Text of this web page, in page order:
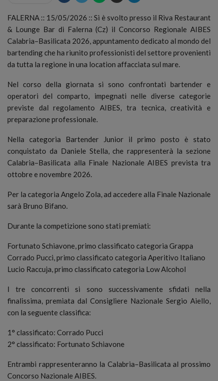
FALERNA :: 15/05/2026 :: Si è svolto presso il Riva Restaurant
& Lounge Bar di Falerna (Cz) il Concorso Regionale AIBES
Calabria–Basilicata 2026, appuntamento dedicato al mondo del
bartending che ha riunito professionisti del settore provenienti
da tutta la regione in una location affacciata sul mare.
Nel corso della giornata si sono confrontati bartender e
operatori del comparto, impegnati nelle diverse categorie
previste dal regolamento AIBES, tra tecnica, creatività e
preparazione professionale.
Nella categoria Bartender Junior il primo posto è stato
conquistato da Daniele Stella, che rappresenterà la sezione
Calabria–Basilicata alla Finale Nazionale AIBES prevista tra
ottobre e novembre 2026.
Per la categoria Angelo Zola, ad accedere alla Finale Nazionale
sarà Bruno Bifano.
Durante la competizione sono stati premiati:
Fortunato Schiavone, primo classificato categoria Grappa
Corrado Pucci, primo classificato categoria Aperitivo Italiano
Lucio Raccuja, primo classificato categoria Low Alcohol
I tre concorrenti si sono successivamente sfidati nella
finalissima, premiata dal Consigliere Nazionale Sergio Aiello,
con la seguente classifica:
1° classificato: Corrado Pucci
2° classificato: Fortunato Schiavone
Entrambi rappresenteranno la Calabria–Basilicata al prossimo
Concorso Nazionale AIBES.